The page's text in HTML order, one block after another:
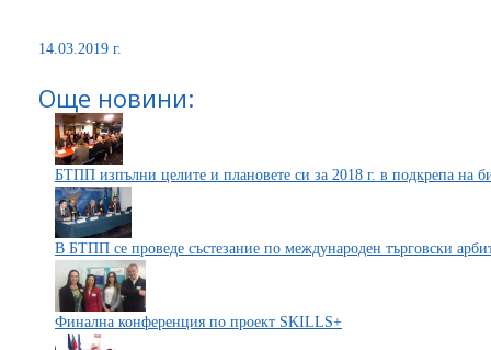
14.03.2019 г.
Още новини:
БТПП изпълни целите и плановете си за 2018 г. в подкрепа на
В БТПП се проведе състезание по международен търговски
Финална конференция по проект SKILLS+